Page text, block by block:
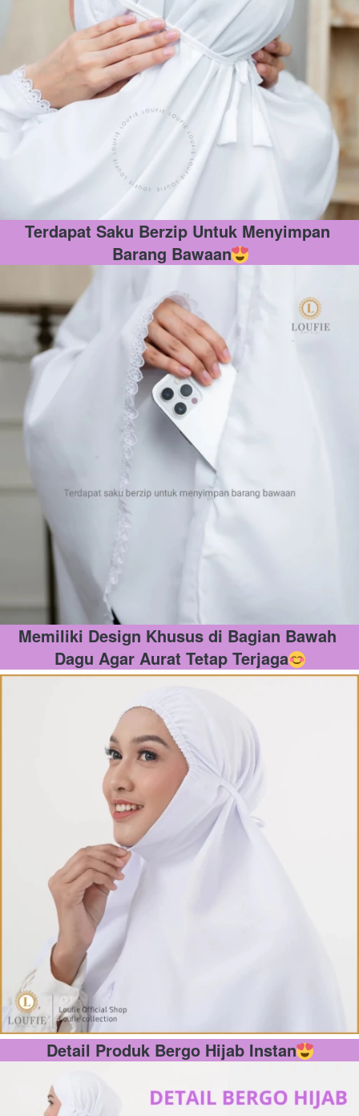
Terdapat Saku Berzip Untuk Menyimpan
Barang Bawaan
Memiliki Design Khusus di Bagian Bawah
Dagu Agar Aurat Tetap Terjaga
Detail Produk Bergo Hijab Instan